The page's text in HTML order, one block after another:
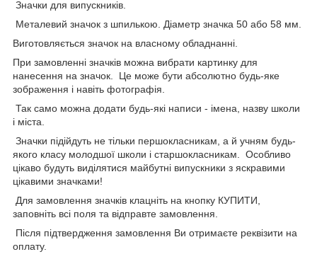
Значки для випускників.
Металевий значок з шпилькою. Діаметр значка 50 або 58 мм.
Виготовляється значок на власному обладнанні.
При замовленні значків можна вибрати картинку для
нанесення на значок. Це може бути абсолютно будь-яке
зображення і навіть фотографія.
Так само можна додати будь-які написи - імена, назву школи
і міста.
Значки підійдуть не тільки першокласникам, а й учням будь-
якого класу молодшої школи і старшокласникам. Особливо
цікаво будуть виділятися майбутні випускники з яскравими
цікавими значками!
Для замовлення значків клацніть на кнопку КУПИТИ,
заповніть всі поля та відправте замовлення.
Після підтвердження замовлення Ви отримаєте реквізити на
оплату.